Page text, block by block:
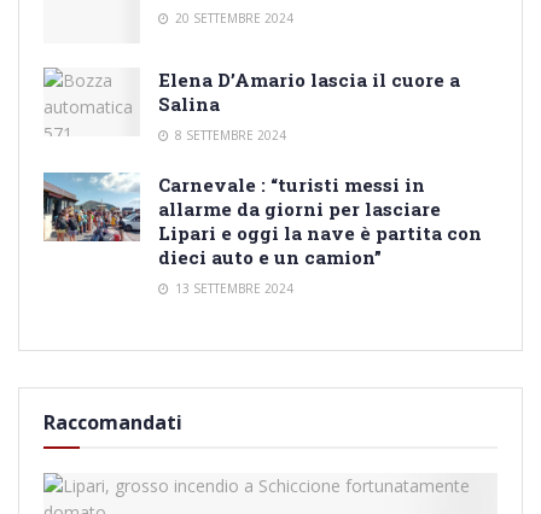
20 SETTEMBRE 2024
Elena D’Amario lascia il cuore a
Salina
8 SETTEMBRE 2024
Carnevale : “turisti messi in
allarme da giorni per lasciare
Lipari e oggi la nave è partita con
dieci auto e un camion”
13 SETTEMBRE 2024
Raccomandati